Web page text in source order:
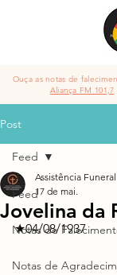
Ouça as notas de
Aliança FM 101,7
Post
Feed
Notas de
Notas de
Feed
Jovelina da
Assistência Funeral
17 de mai.